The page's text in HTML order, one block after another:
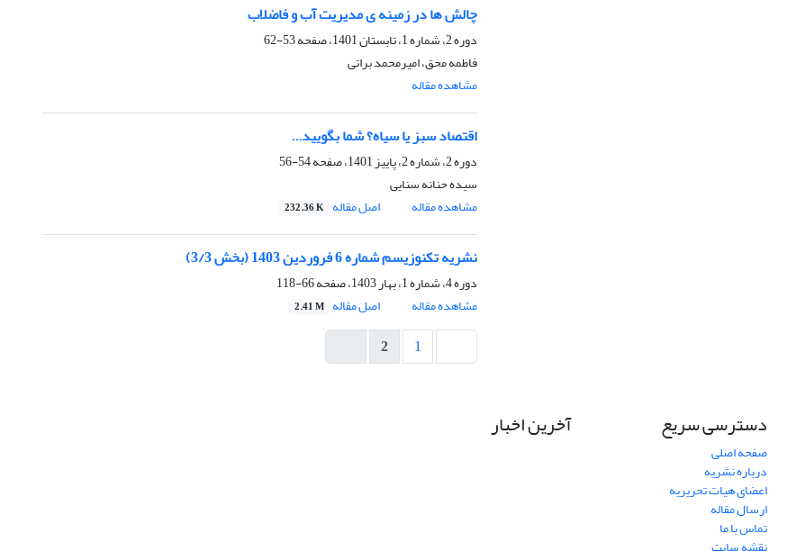
چالش ها در زمینه ى مدیریت آب و فاضلاب
دوره 2، شماره 1، تابستان 1401، صفحه
53-62
فاطمه محق، امیرمحمد براتی
مشاهده مقاله
اقتصاد سبز یا سیاه؟ شما بگویید...
دوره 2، شماره 2، پاییز 1401، صفحه
54-56
سیده حنانه سنایی
مشاهده مقاله
اصل مقاله 232.36 K
نشریه تکنوزیسم شماره 6 فروردین 1403 (بخش 3/3)
دوره 4، شماره 1، بهار 1403، صفحه
66-118
مشاهده مقاله
اصل مقاله 2.41 M
1
2
دسترسی سریع
صفحه اصلی
درباره نشریه
اعضای هیات تحریریه
ارسال مقاله
تماس با ما
آخرین اخبار